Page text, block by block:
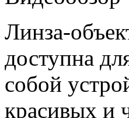
Линза-
доступна
собой
красивых и